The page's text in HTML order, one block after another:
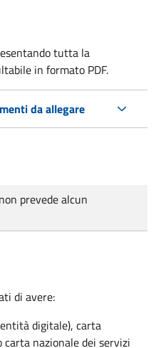
tutta la
in formato PDF.
da allegare
prevede alcun
di avere:
digitale), carta
carta nazionale dei servizi